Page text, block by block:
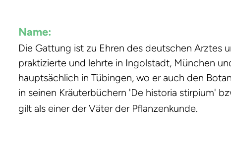
Name:
Die Gattung ist zu Ehren des deutschen Arztes
praktizierte und lehrte in Ingolstadt, München
hauptsächlich in Tübingen, wo er auch den
in seinen Kräuterbüchern 'De historia stirpium'
gilt als einer der Väter der Pflanzenkunde.